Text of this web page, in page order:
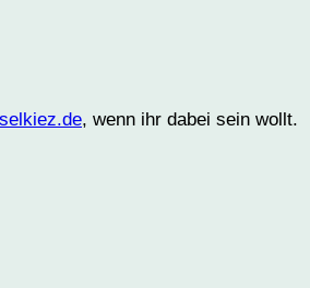
, wenn ihr dabei sein wollt.